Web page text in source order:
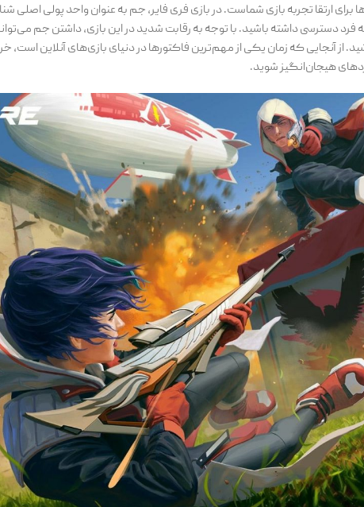
برای ارتقا تجربه بازی شماست. در بازی فری فایر، جم به عنوان واحد پولی اصلی
دسترسی داشته باشید. با توجه به رقابت شدید در این بازی، داشتن جم
از آنجایی که زمان یکی از مهم‌ترین فاکتورها در دنیای بازی‌های آنلاین است،
هیجان‌انگیز شوید.